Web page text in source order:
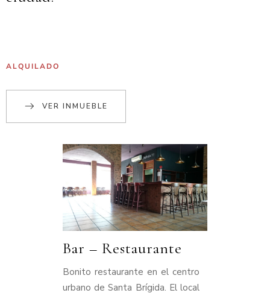
ALQUILADO
VER INMUEBLE
Bar – Restaurante
Bonito restaurante en el centro
urbano de Santa Brígida. El local